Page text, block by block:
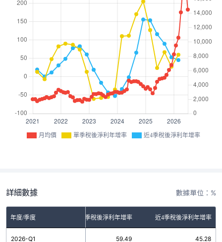
月均價 單季稅後淨利年增率 近4季稅後淨利年增率
詳細數據 數據單位：%
年度/季度 單季稅後淨利年增率 近4季稅後淨利年增率
2026-Q1 59.49 45.28